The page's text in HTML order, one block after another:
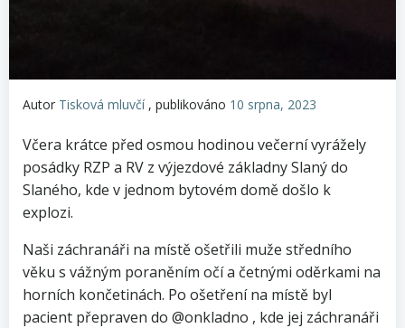
Autor Tisková mluvčí , publikováno 10 srpna, 2023
Včera krátce před osmou hodinou večerní vyrážely
posádky RZP a RV z výjezdové základny Slaný do
Slaného, kde v jednom bytovém domě došlo k
explozi.
Naši záchranáři na místě ošetřili muže středního
věku s vážným poraněním očí a četnými oděrkami na
horních končetinách. Po ošetření na místě byl
pacient přepraven do @onkladno , kde jej záchranáři